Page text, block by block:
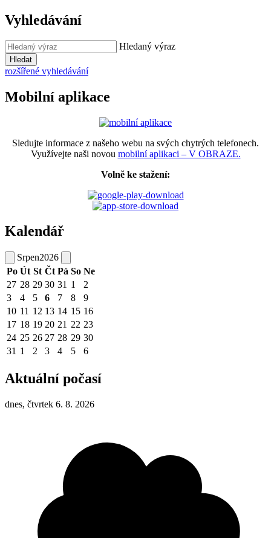
Vyhledávání
Hledaný výraz
Hledat
rozšířené vyhledávání
Mobilní aplikace
Sledujte informace z našeho webu na svých chytrých telefonech.
Využívejte naši novou mobilní aplikaci – V OBRAZE.
Volně ke stažení:
Kalendář
Srpen2026
Po Út St Čt Pá So Ne
27 28 29 30 31 1
2
3
4 5 6 7 8
9
10 11 12 13 14 15 16
17 18 19 20 21 22 23
24 25 26 27 28 29 30
31 1 2 3 4 5 6
Aktuální počasí
dnes, čtvrtek 6. 8. 2026